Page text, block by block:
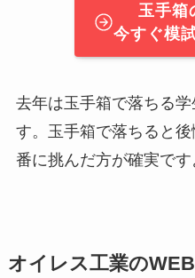
玉手箱
今すぐ模
去年は玉手箱で落ちる
す。玉手箱で落ちると
番に挑んだ方が確実です
オイレス工業の